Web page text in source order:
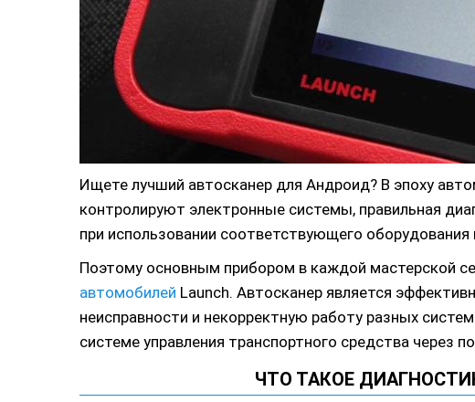
Ищете лучший автосканер для Андроид? В эпоху
контролируют электронные системы, правильная
при использовании соответствующего оборудования
Поэтому основным прибором в каждой мастерской
автомобилей Launch. Автосканер является
неисправности и некорректную работу разных
системе управления транспортного средства через
ЧТО ТАКОЕ